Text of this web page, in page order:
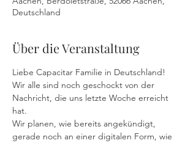
Deutschland
Über die Veranstaltung
Liebe Capacitar Familie in Deutschland!
Wir alle sind noch geschockt von der
Nachricht, die uns letzte Woche erreicht
hat.
Wir planen, wie bereits angekündigt,
gerade noch an einer digitalen Form, wie